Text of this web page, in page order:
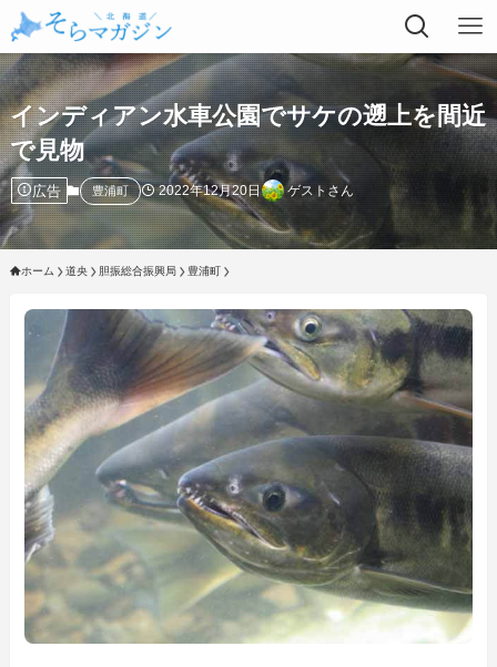
インディアン水車公園でサケの遡上を間近
で見物
広告 豊浦町 2022年12月20日 ゲストさん
ホーム 道央 胆振総合振興局 豊浦町